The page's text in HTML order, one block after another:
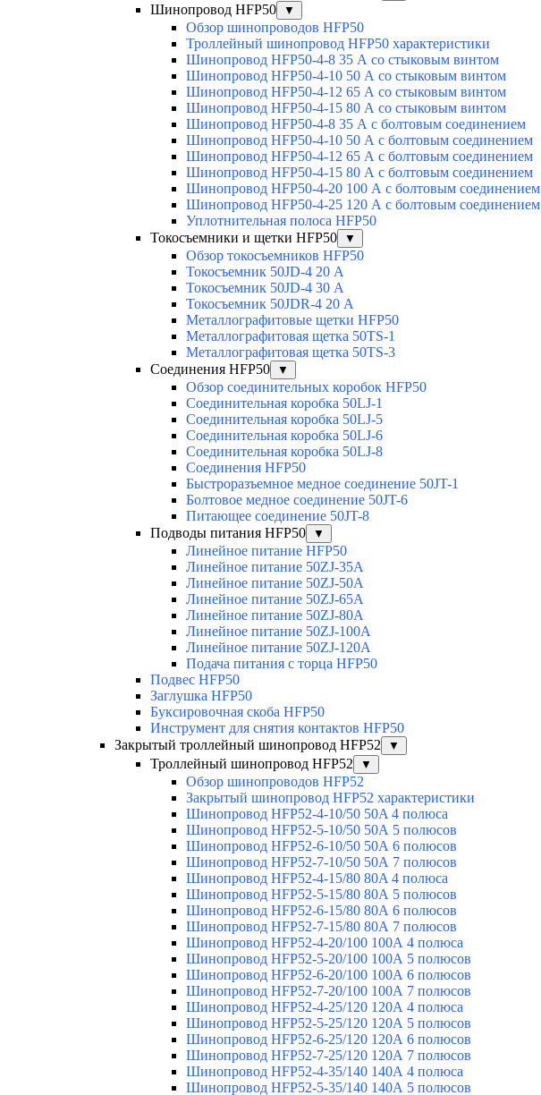
Шинопровод HFP50 ▼
Обзор шинопроводов HFP50
Троллейный шинопровод HFP50 характеристики
Шинопровод HFP50-4-8 35 А со стыковым винтом
Шинопровод HFP50-4-10 50 А со стыковым винтом
Шинопровод HFP50-4-12 65 А со стыковым винтом
Шинопровод HFP50-4-15 80 А со стыковым винтом
Шинопровод HFP50-4-8 35 А с болтовым соединением
Шинопровод HFP50-4-10 50 А с болтовым соединением
Шинопровод HFP50-4-12 65 А с болтовым соединением
Шинопровод HFP50-4-15 80 А с болтовым соединением
Шинопровод HFP50-4-20 100 А с болтовым соединением
Шинопровод HFP50-4-25 120 А с болтовым соединением
Уплотнительная полоса HFP50
Токосъемники и щетки HFP50
▼
Обзор токосъемников HFP50
Токосъемник 50JD-4 20 А
Токосъемник 50JD-4 30 А
Токосъемник 50JDR-4 20 А
Металлографитовые щетки HFP50
Металлографитовая щетка 50TS-1
Металлографитовая щетка 50TS-3
Соединения HFP50
▼
Обзор соединительных коробок HFP50
Соединительная коробка 50LJ-1
Соединительная коробка 50LJ-5
Соединительная коробка 50LJ-6
Соединительная коробка 50LJ-8
Соединения HFP50
Быстроразъемное медное соединение 50JT-1
Болтовое медное соединение 50JT-6
Питающее соединение 50JT-8
Подводы питания HFP50
▼
Линейное питание HFP50
Линейное питание 50ZJ-35A
Линейное питание 50ZJ-50A
Линейное питание 50ZJ-65A
Линейное питание 50ZJ-80A
Линейное питание 50ZJ-100A
Линейное питание 50ZJ-120A
Подача питания с торца HFP50
Подвес HFP50
Заглушка HFP50
Буксировочная скоба HFP50
Инструмент для снятия контактов HFP50
Закрытый троллейный шинопровод HFP52
▼
Троллейный шинопровод HFP52 ▼
Обзор шинопроводов HFP52
Закрытый шинопровод HFP52 характеристики
Шинопровод HFP52-4-10/50 50A 4 полюса
Шинопровод HFP52-5-10/50 50А 5 полюсов
Шинопровод HFP52-6-10/50 50А 6 полюсов
Шинопровод HFP52-7-10/50 50А 7 полюсов
Шинопровод HFP52-4-15/80 80A 4 полюса
Шинопровод HFP52-5-15/80 80А 5 полюсов
Шинопровод HFP52-6-15/80 80А 6 полюсов
Шинопровод HFP52-7-15/80 80А 7 полюсов
Шинопровод HFP52-4-20/100 100А 4 полюса
Шинопровод HFP52-5-20/100 100А 5 полюсов
Шинопровод HFP52-6-20/100 100А 6 полюсов
Шинопровод HFP52-7-20/100 100А 7 полюсов
Шинопровод HFP52-4-25/120 120А 4 полюса
Шинопровод HFP52-5-25/120 120А 5 полюсов
Шинопровод HFP52-6-25/120 120А 6 полюсов
Шинопровод HFP52-7-25/120 120А 7 полюсов
Шинопровод HFP52-4-35/140 140А 4 полюса
Шинопровод HFP52-5-35/140 140А 5 полюсов